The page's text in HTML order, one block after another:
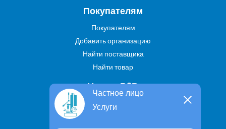
Частное лицо
Услуги
Покупателям
Покупателям
Добавить организацию
Найти поставщика
Найти товар
Услуги В2В
Найти услугу
Предложить свою услугу